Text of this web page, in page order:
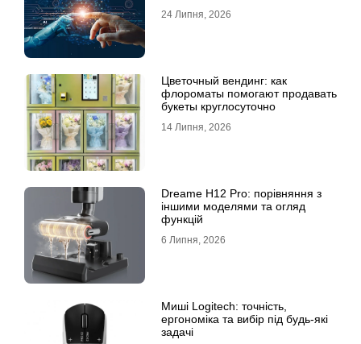
24 Липня, 2026
Цветочный вендинг: как
флороматы помогают продавать
букеты круглосуточно
14 Липня, 2026
Dreame H12 Pro: порівняння з
іншими моделями та огляд
функцій
6 Липня, 2026
Миші Logitech: точність,
ергономіка та вибір під будь-які
задачі